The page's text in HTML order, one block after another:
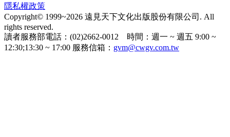
隱私權政策
Copyright© 1999~2026 遠見天下文化出版股份有限公司. All
rights reserved.
讀者服務部電話：(02)2662-0012 時間：週一 ~ 週五 9:00 ~
12:30;13:30 ~ 17:00 服務信箱： gvm@cwgv.com.tw